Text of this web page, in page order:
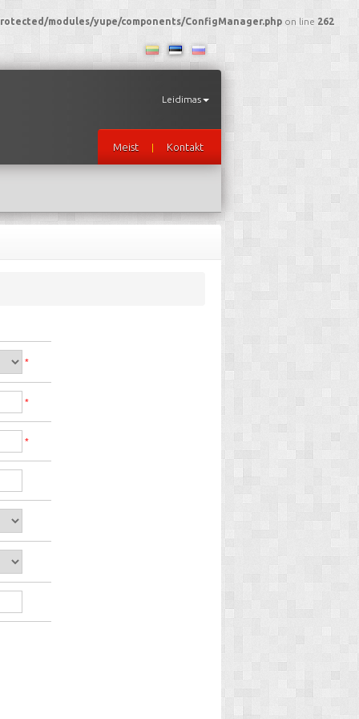
modules/yupe/components/ConfigManager.php on line 262
Leidimas
Meist | Kontakt
*
*
*